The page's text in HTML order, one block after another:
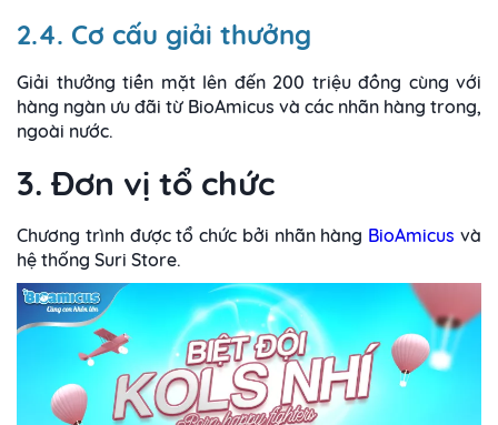
2.4. Cơ cấu giải thưởng
Giải thưởng tiền mặt lên đến 200 triệu đồng cùng với
hàng ngàn ưu đãi từ BioAmicus và các nhãn hàng trong,
ngoài nước.
3. Đơn vị tổ chức
Chương trình được tổ chức bởi nhãn hàng BioAmicus và
hệ thống Suri Store.